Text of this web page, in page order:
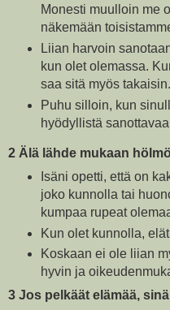
Monesti muulloin me
näkemään
Liian harvoin
kun olet olemassa.
saa sitä myös takaisin.
Puhu silloin, kun
hyödyllistä
2 Älä lähde mukaan
Isäni opetti, että on
joko kunnolla tai
kumpaa rupeat
Kun olet kunnolla,
Koskaan ei ole liian
hyvin ja
3 Jos pelkäät elämää,